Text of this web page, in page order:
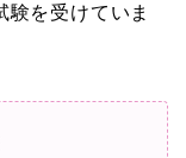
を受けていま